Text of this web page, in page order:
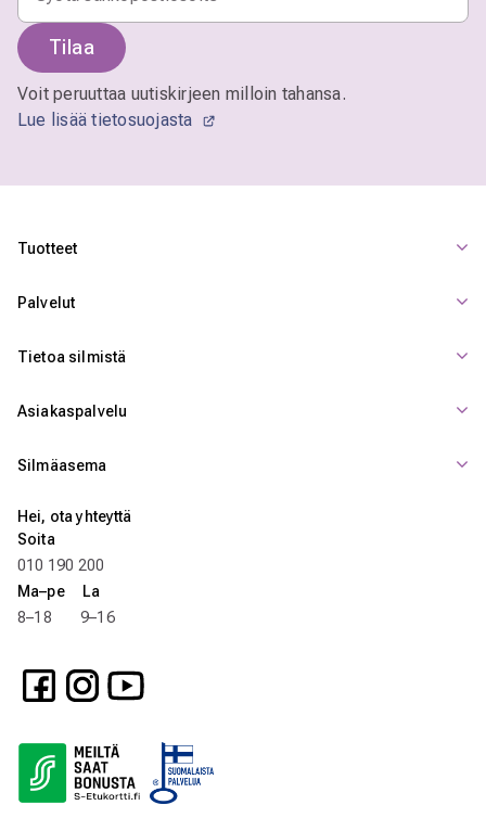
Tilaa
Voit peruuttaa uutiskirjeen milloin tahansa.
Lue lisää tietosuojasta
Tuotteet
Palvelut
Tietoa silmistä
Asiakaspalvelu
Silmäasema
Hei, ota yhteyttä
Soita
010 190 200
Ma–pe La
8–18 9–16